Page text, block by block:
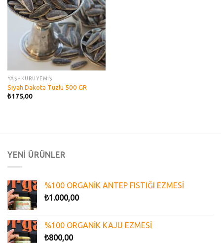
YAŞ - KURUYEMİŞ
Siyah Dakota Tuzlu 500 GR
₺175,00
YENİ ÜRÜNLER
%100 ORGANİK ANTEP FISTIĞI EZMESİ
₺1.000,00
%100 ORGANİK KAJU EZMESİ
₺800,00